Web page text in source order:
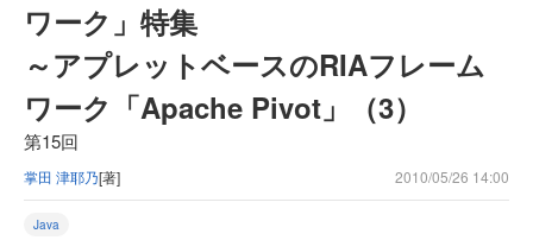
ワーク」特集
～アプレットベースのRIAフレーム
ワーク「Apache Pivot」（3）
第15回
掌田 津耶乃[著] 2010/05/26 14:00
Java